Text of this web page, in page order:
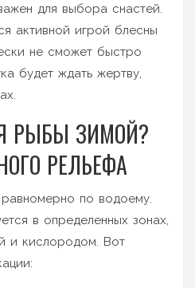
для выбора снастей.
активной игрой блесны
не сможет быстро
будет ждать жертву,
РЫБЫ ЗИМОЙ?
РЕЛЬЕФА
по водоему.
в определенных зонах,
и кислородом. Вот